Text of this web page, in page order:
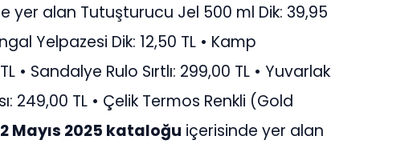
yer alan Tutuşturucu Jel 500 ml Dik: 39,95
Yelpazesi Dik: 12,50 TL • Kamp
• Sandalye Rulo Sırtlı: 299,00 TL • Yuvarlak
249,00 TL • Çelik Termos Renkli (Gold
Mayıs 2025 kataloğu içerisinde yer alan